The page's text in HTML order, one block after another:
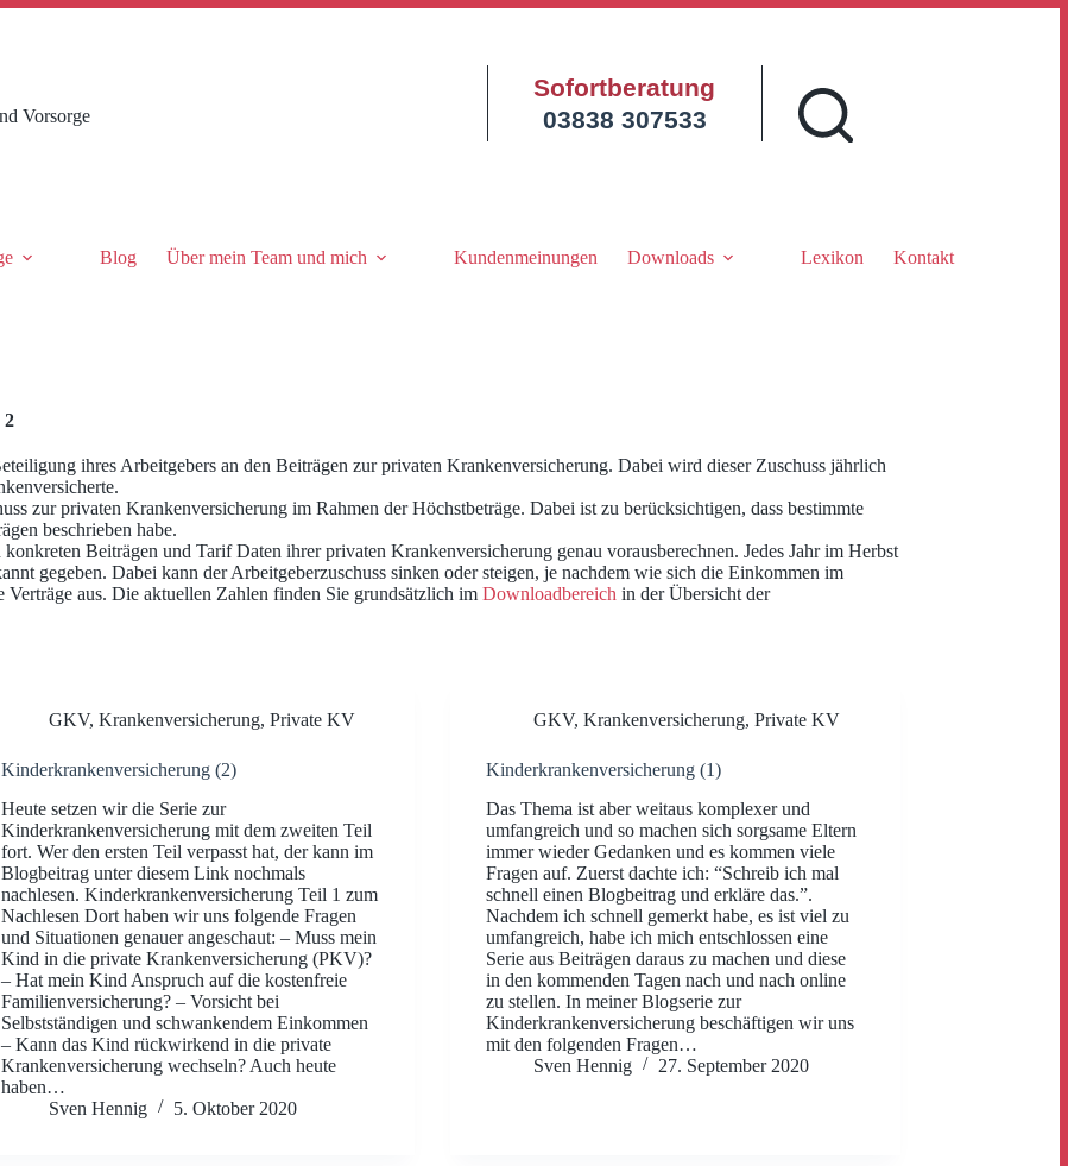
Vorsorge
Sofortberatung
03838 307533
Blog Über mein Team und mich Kundenmeinungen Downloads Lexikon Kontakt
2
ihres Arbeitgebers an den Beiträgen zur privaten Krankenversicherung. Dabei wird dieser Zuschuss jährlich
zur privaten Krankenversicherung im Rahmen der Höchstbeträge. Dabei ist zu berücksichtigen, dass bestimmte
beschrieben habe.
Beiträgen und Tarif Daten ihrer privaten Krankenversicherung genau vorausberechnen. Jedes Jahr im Herbst
gegeben. Dabei kann der Arbeitgeberzuschuss sinken oder steigen, je nachdem wie sich die Einkommen im
aus. Die aktuellen Zahlen finden Sie grundsätzlich im Downloadbereich in der Übersicht der
GKV, Krankenversicherung, Private KV
Kinderkrankenversicherung (2)
Heute setzen wir die Serie zur
Kinderkrankenversicherung mit dem zweiten Teil
fort. Wer den ersten Teil verpasst hat, der kann im
Blogbeitrag unter diesem Link nochmals
nachlesen. Kinderkrankenversicherung Teil 1 zum
Nachlesen Dort haben wir uns folgende Fragen
und Situationen genauer angeschaut: – Muss mein
Kind in die private Krankenversicherung (PKV)?
– Hat mein Kind Anspruch auf die kostenfreie
Familienversicherung? – Vorsicht bei
Selbstständigen und schwankendem Einkommen
– Kann das Kind rückwirkend in die private
Krankenversicherung wechseln? Auch heute
haben…
Sven Hennig
5. Oktober 2020
GKV,Krankenversicherung,Private KV
Kinderkrankenversicherung (1)
Das Thema ist aber weitaus komplexer und
umfangreich und so machen sich sorgsame Eltern
immer wieder Gedanken und es kommen viele
Fragen auf. Zuerst dachte ich: “Schreib ich mal
schnell einen Blogbeitrag und erkläre das.”.
Nachdem ich schnell gemerkt habe, es ist viel zu
umfangreich, habe ich mich entschlossen eine
Serie aus Beiträgen daraus zu machen und diese
in den kommenden Tagen nach und nach online
zu stellen. In meiner Blogserie zur
Kinderkrankenversicherung beschäftigen wir uns
mit den folgenden Fragen…
Sven Hennig
27. September 2020